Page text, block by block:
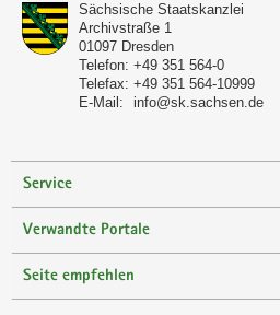
Sächsische Staatskanzlei
Archivstraße 1
01097 Dresden
Telefon: +49 351 564-0
Telefax: +49 351 564-10999
E-Mail:
info@sk.sachsen.de
Service
Verwandte Portale
Seite empfehlen